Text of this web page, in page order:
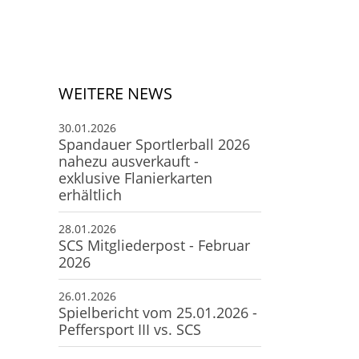
WEITERE NEWS
30.01.2026
Spandauer Sportlerball 2026
nahezu ausverkauft -
exklusive Flanierkarten
erhältlich
28.01.2026
SCS Mitgliederpost - Februar
2026
26.01.2026
Spielbericht vom 25.01.2026 -
Peffersport III vs. SCS